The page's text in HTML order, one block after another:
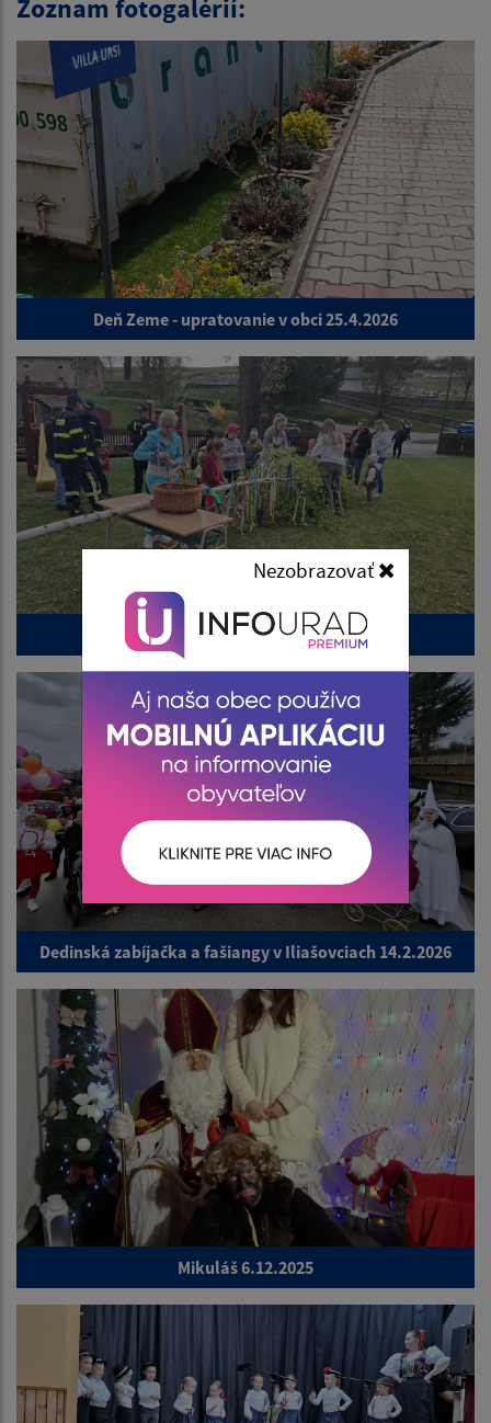
Nezobrazovať
Zoznam fotogalérií:
Deň Zeme - upratovanie v obci 25.4.2026
Stavanie mája 1.5.2026
Dedinská zabíjačka a fašiangy v Iliašovciach 14.2.2026
Mikuláš 6.12.2025